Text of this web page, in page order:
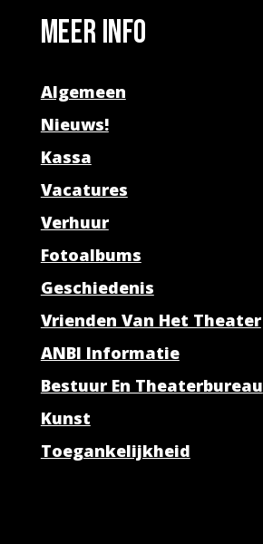
Meer info
Algemeen
Nieuws!
Kassa
Vacatures
Verhuur
Fotoalbums
Geschiedenis
Vrienden Van Het Theater
ANBI Informatie
Bestuur En Theaterbureau
Kunst
Toegankelijkheid